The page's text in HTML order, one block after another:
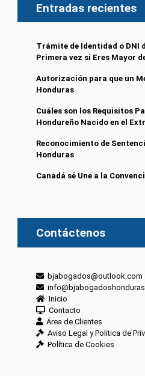
Entradas recientes
Trámite de Identidad o DNI
Primera vez si Eres Mayor
Autorización para que un
Honduras
Cuáles son los Requisitos
Hondureño Nacido en el
Reconocimiento de
Honduras
Canadá sé Une a la
Contáctenos
bjabogados@outlook.com
Inicio
Contacto
Área de Clientes
Aviso Legal y Politica de
Política de Cookies